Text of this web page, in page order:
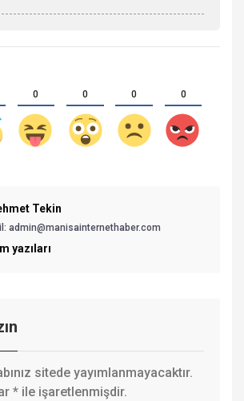
0 0 0 0
Tekin
admin@manisainternethaber.com
yazıları
sitede yayımlanmayacaktır.
* ile işaretlenmişdir.